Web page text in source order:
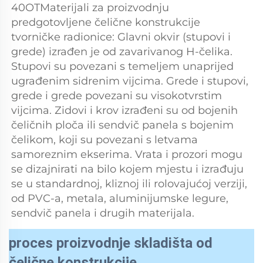
40OTMaterijali za proizvodnju
predgotovljene čelične konstrukcije
tvorničke radionice: Glavni okvir (stupovi i
grede) izrađen je od zavarivanog H-čelika.
Stupovi su povezani s temeljem unaprijed
ugrađenim sidrenim vijcima. Grede i stupovi,
grede i grede povezani su visokotvrstim
vijcima. Zidovi i krov izrađeni su od bojenih
čeličnih ploča ili sendvič panela s bojenim
čelikom, koji su povezani s letvama
samoreznim ekserima. Vrata i prozori mogu
se dizajnirati na bilo kojem mjestu i izrađuju
se u standardnoj, kliznoj ili rolovajućoj verziji,
od PVC-a, metala, aluminijumske legure,
sendvič panela i drugih materijala.
proces proizvodnje skladišta od